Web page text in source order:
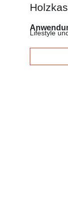
Lifestyle